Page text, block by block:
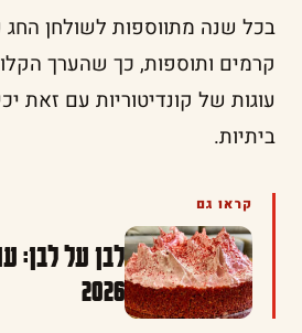
בכל שנה מתווספות לשולחן החג
קרמים ותוספות, כך שהערך
עוגות של קונדיטוריות עם זאת
ביתיות.
קראו גם
לבן על לבן:
2026